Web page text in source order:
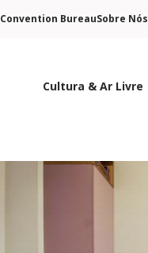
Convention BureauSobre Nós
Cultura & Ar Livre